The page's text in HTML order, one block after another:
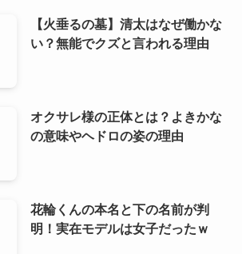
【火垂るの墓】清太はなぜ働かな
い？無能でクズと言われる理由
オクサレ様の正体とは？よきかな
の意味やヘドロの姿の理由
花輪くんの本名と下の名前が判
明！実在モデルは女子だったｗ